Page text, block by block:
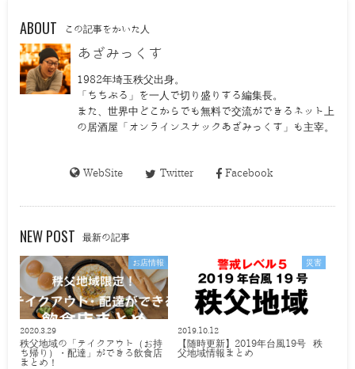
ABOUT この記事をかいた人
あざみっくす
1982年埼玉秩父出身。
「ちちぶる」を一人で切り盛りする編集長。
また、世界中どこからでも無料で交流ができるネット上
の居酒屋「オンラインスナックあざみっくす」も主宰。
WebSite Twitter Facebook
NEW POST 最新の記事
お店情報
2020.3.29
秩父地域の「テイクアウト（お持
ち帰り）・配達」ができる飲食店
まとめ！
災害
2019.10.12
【随時更新】2019年台風19号 秩
父地域情報まとめ